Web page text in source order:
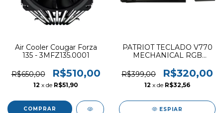
Air Cooler Cougar Forza
135 - 3MFZ135.0001
R$650,00 R$510,00
12 x de R$51,90
PATRIOT TECLADO V770
MECHANICAL RGB
MACRO KEYS
R$399,00 R$320,00
12 x de R$32,56
ESPIAR